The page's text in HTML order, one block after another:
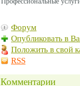
Форум
Опубликовать в
Положить в свой
RSS
Комментарии